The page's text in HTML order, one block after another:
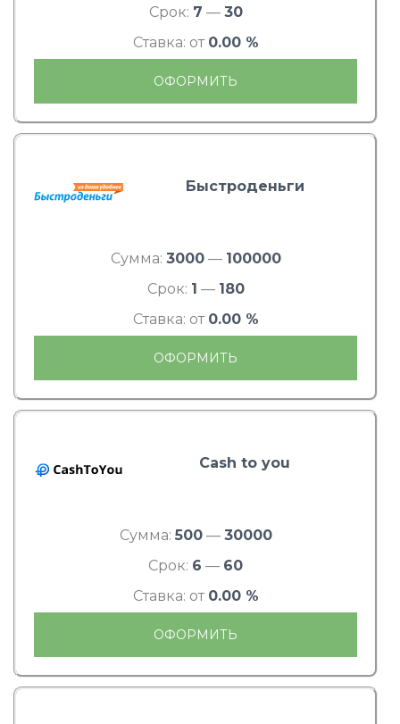
Срок: 7 — 30
Ставка: от 0.00 %
ОФОРМИТЬ
Быстроденьги
Сумма: 3000— 100000
Срок: 1 — 180
Ставка: от 0.00 %
ОФОРМИТЬ
Cash to you
Сумма: 500— 30000
Срок: 6 — 60
Ставка: от 0.00 %
ОФОРМИТЬ